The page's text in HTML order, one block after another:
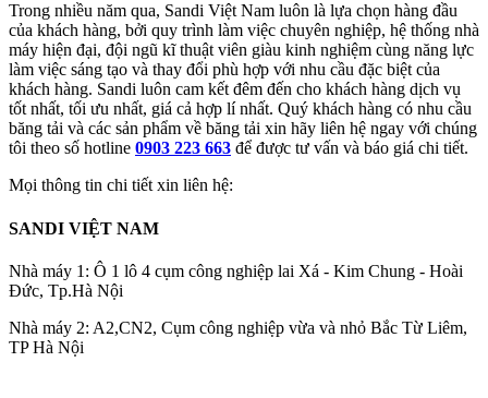
Trong nhiều năm qua, Sandi Việt Nam luôn là lựa chọn hàng đầu
của khách hàng, bởi quy trình làm việc chuyên nghiệp, hệ thống nhà
máy hiện đại, đội ngũ kĩ thuật viên giàu kinh nghiệm cùng năng lực
làm việc sáng tạo và thay đổi phù hợp với nhu cầu đặc biệt của
khách hàng. Sandi luôn cam kết đêm đến cho khách hàng dịch vụ
tốt nhất, tối ưu nhất, giá cả hợp lí nhất. Quý khách hàng có nhu cầu
băng tải và các sản phẩm về băng tải xin hãy liên hệ ngay với chúng
tôi theo số hotline 0903 223 663 để được tư vấn và báo giá chi tiết.
Mọi thông tin chi tiết xin liên hệ:
SANDI VIỆT NAM
Nhà máy 1: Ô 1 lô 4 cụm công nghiệp lai Xá - Kim Chung - Hoài
Đức, Tp.Hà Nội
Nhà máy 2: A2,CN2, Cụm công nghiệp vừa và nhỏ Bắc Từ Liêm,
TP Hà Nội